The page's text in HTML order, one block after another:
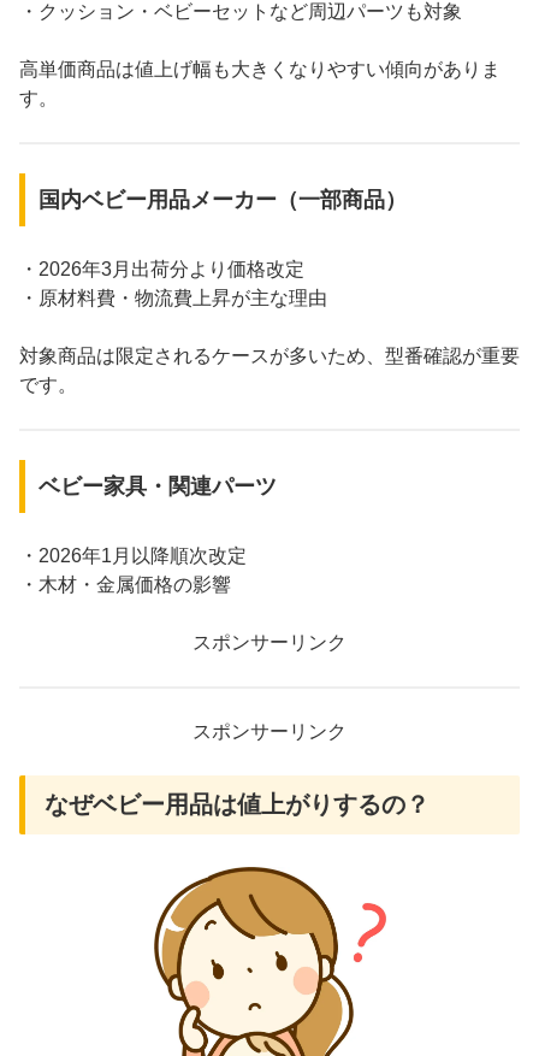
・クッション・ベビーセットなど周辺パーツも対象
高単価商品は値上げ幅も大きくなりやすい傾向がありま
す。
国内ベビー用品メーカー（一部商品）
・2026年3月出荷分より価格改定
・原材料費・物流費上昇が主な理由
対象商品は限定されるケースが多いため、型番確認が重要
です。
ベビー家具・関連パーツ
・2026年1月以降順次改定
・木材・金属価格の影響
スポンサーリンク
スポンサーリンク
なぜベビー用品は値上がりするの？